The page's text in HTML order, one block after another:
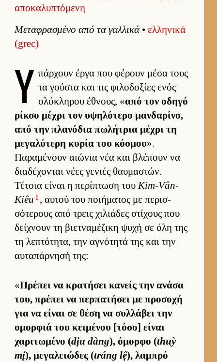
αποκαλυπτόμενη
Μεταφρασμένο από τα γαλ­λικά• ελ­ληνικά
(grec)
Υ πάρ­χουν έργα που φέρουν μέσα τους
τα γού­στα και τις φιλοδοξίες ενός
ολόκληρου έθνους, «από τον οδηγό
ρίκσο μέχρι τον υψηλότερο μαν­δαρίνο,
από την πλανόδια πωλήτρια μέχρι τη
μεγαλύτερη κυρία του κόσμου».
Παραμένουν αιώνια νέα και βλέπουν να
δια­δέχονται νέες γενιές θαυ­μαστών.
Τέτοια εί­ναι η περίπτωση τουKim-Vân-
Kiêu 1 , αυ­τού του ποι­ήματος με περισ­
σότερους από τρεις χιλιάδες στίχους που
δεί­χνουν τη βιετ­ναμέζικη ψυχή σε όλη της
τη λεπτότητα, την αγνότητά της και την
αυ­ταπάρ­νησή της:
«Πρέπει να κρατήσει κανείς την ανάσα
του, πρέπει να περ­πατήσει με προσοχή
για να εί­ναι σε θέση να συλ­λάβει την
ομορ­φιά του κει­μένου [τόσο] εί­ναι
χαριτωμένο (dịu dàng), όμορφο (thuỳ
mị), μεγαλειώδες (tráng lệ), λαμπρό